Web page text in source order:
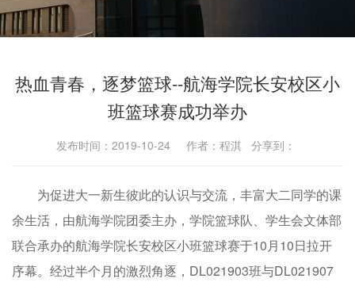
热血青春，逐梦篮球--航海学院长安校区小
班篮球赛成功举办
发布时间：2019-10-24 作者：程淇 分享到：
为促进大一新生彼此的认识与交流，丰富大二同学的课
余生活，由航海学院团委主办，学院篮球队、学生会文体部
联合承办的航海学院长安校区小班篮球赛于10月10日拉开
序幕。经过半个月的激烈角逐，DL021903班与DL021907